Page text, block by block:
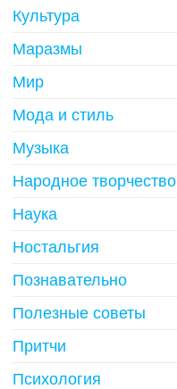
Культура
Маразмы
Мир
Мода и стиль
Музыка
Народное творчество
Наука
Ностальгия
Познавательно
Полезные советы
Притчи
Психология